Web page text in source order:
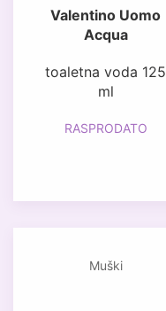
Valentino Uomo
Acqua
toaletna voda 125
ml
RASPRODATO
Muški